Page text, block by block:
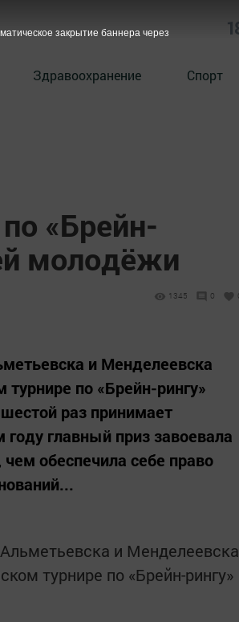
Здравоохранение Спорт
«Брейн-
молодёжи
1345 0
и Менделеевска
турнире по «Брейн-рингу»
раз принимает
главный приз завоевала
обеспечила себе право
и Менделеевска
турнире по «Брейн-рингу»
закрытие баннера через